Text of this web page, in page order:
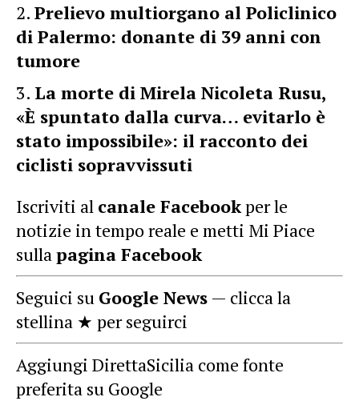
Prelievo multiorgano al Policlinico
di Palermo: donante di 39 anni con
tumore
La morte di Mirela Nicoleta Rusu,
«È spuntato dalla curva… evitarlo è
stato impossibile»: il racconto dei
ciclisti sopravvissuti
Iscriviti al canale Facebookper le
notizie in tempo reale e metti Mi Piace
sullapagina Facebook
Seguici su Google News — clicca la
stellina ★ per seguirci
Aggiungi DirettaSicilia come fonte
preferita su Google